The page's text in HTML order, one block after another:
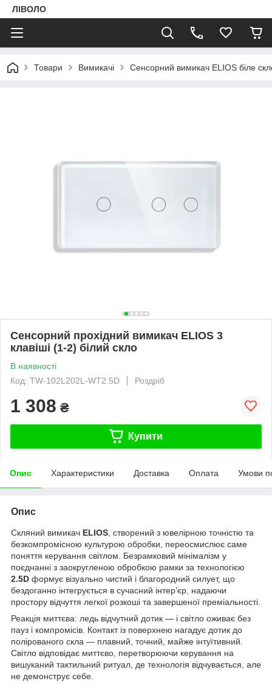
ЛІВОЛО
Товари Вимикачі Сенсорний вимикач ELIOS біле
Сенсорний прохідний вимикач ELIOS 3
клавіші (1-2) білий скло
В наявності
Код: TW-102L202L-WT2.5D
Роздріб
1 308 ₴
Купити
Опис Характеристики Доставка Оплата Умови
Опис
Скляний вимикач ELIOS , створений з ювелірною точністю та
безкомпромісною культурою обробки, переосмислює саме
поняття керування світлом. Безрамковий мінімалізм у
поєднанні з заокругленою обробкою рамки за технологією
2.5D формує візуально чистий і благородний силует, що
бездоганно інтегрується в сучасний інтер’єр, надаючи
простору відчуття легкої розкоші та завершеної преміальності.
Реакція миттєва: ледь відчутний дотик — і світло оживає без
пауз і компромісів. Контакт із поверхнею нагадує дотик до
полірованого скла — плавний, точний, майже інтуїтивний.
Світло відповідає миттєво, перетворюючи керування на
вишуканий тактильний ритуал, де технологія відчувається, але
не демонструє себе.